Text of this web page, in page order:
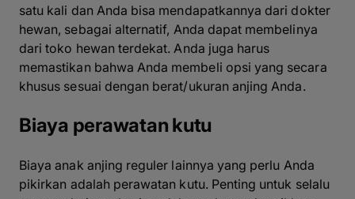
satu kali dan Anda bisa mendapatkannya dari dokter
hewan, sebagai alternatif, Anda dapat membelinya
dari toko hewan terdekat. Anda juga harus
memastikan bahwa Anda membeli opsi yang secara
khusus sesuai dengan berat/ukuran anjing Anda.
Biaya perawatan kutu
Biaya anak anjing reguler lainnya yang perlu Anda
pikirkan adalah perawatan kutu. Penting untuk selalu